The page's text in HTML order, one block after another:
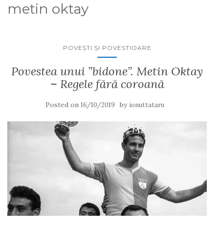
metin oktay
POVEŞTI ŞI POVESTIOARE
Povestea unui ”bidone”. Metin Oktay
– Regele fără coroană
Posted on 16/10/2019 by ionuttataru